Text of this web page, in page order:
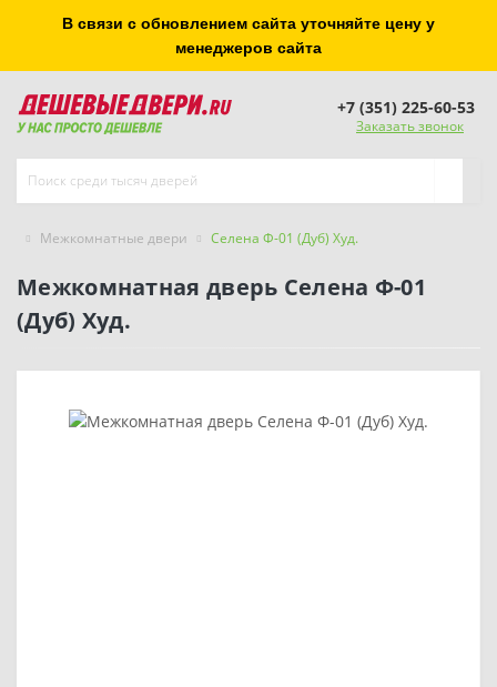
В связи с обновлением сайта уточняйте цену у
менеджеров сайта
+7 (351) 225-60-53
Заказать звонок
Межкомнатные двери Селена Ф-01 (Дуб) Худ.
Межкомнатная дверь Селена Ф-01
(Дуб) Худ.